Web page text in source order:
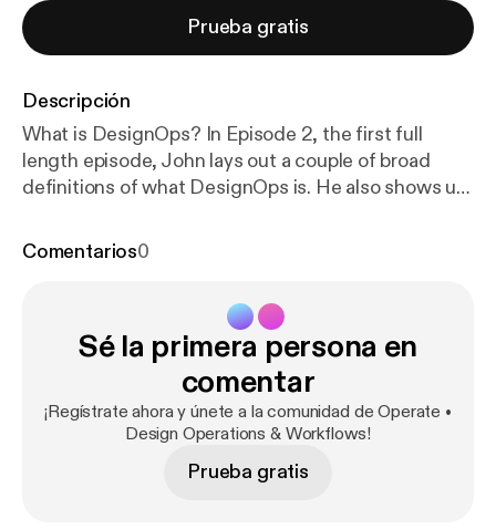
Prueba gratis
Descripción
What is DesignOps? In Episode 2, the first full
length episode, John lays out a couple of broad
definitions of what DesignOps is. He also shows us
freelancers and everyone in between. This episode
whether you are in a large organization or going
which can be downloaded athttps://anchor.fm
you can message John on Twitter at
https://twitter.
com/jhnwlsn
. --- Support this podcast:https://anch
Comentarios0
Sé la primera persona en
comentar
¡Regístrate ahora y únete a la comunidad de Operate •
Design Operations & Workflows!
Prueba gratis